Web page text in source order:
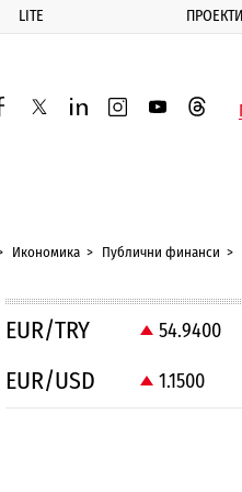
LITE ПРОЕКТИ
twitterlinkedininstagram
youtube
Икономика Публични финанси
EUR/TRY 54.9400
EUR/USD 1.1500